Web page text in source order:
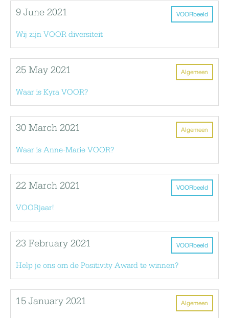
VOORbeeld
9 June 2021
Wij zijn VOOR diversiteit
Algemeen
25 May 2021
Waar is Kyra VOOR?
Algemeen
30 March 2021
Waar is Anne-Marie VOOR?
VOORbeeld
22 March 2021
VOORjaar!
VOORbeeld
23 February 2021
Help je ons om de Positivity Award te winnen?
Algemeen
15 January 2021